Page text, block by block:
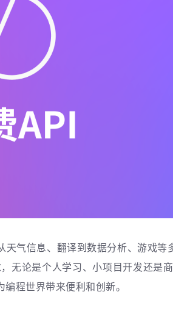
气信息、翻译到数据分析、游戏等
无论是个人学习、小项目开发还是
程世界带来便利和创新。